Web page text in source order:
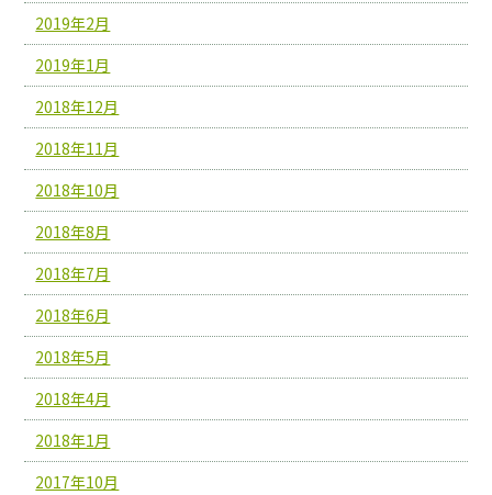
2019年2月
2019年1月
2018年12月
2018年11月
2018年10月
2018年8月
2018年7月
2018年6月
2018年5月
2018年4月
2018年1月
2017年10月